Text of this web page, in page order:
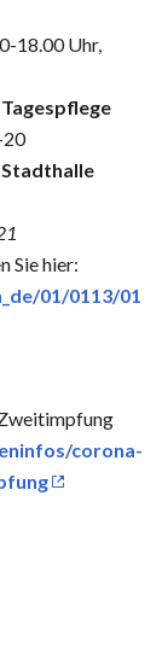
18.00 Uhr,
Tagespflege
20
Stadthalle
Sie hier:
01/0113/01
corona-